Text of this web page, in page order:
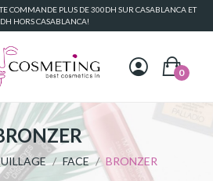
COMMANDE PLUS DE 300DH SUR CASABLANCA ET
HORS CASABLANCA!
0
FACE BRONZER